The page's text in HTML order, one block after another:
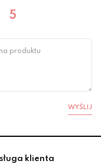
5
WYŚLIJ
klienta